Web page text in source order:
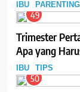
IBU PARENTING
49
Trimester
Apa yang
IBU TIPS
50